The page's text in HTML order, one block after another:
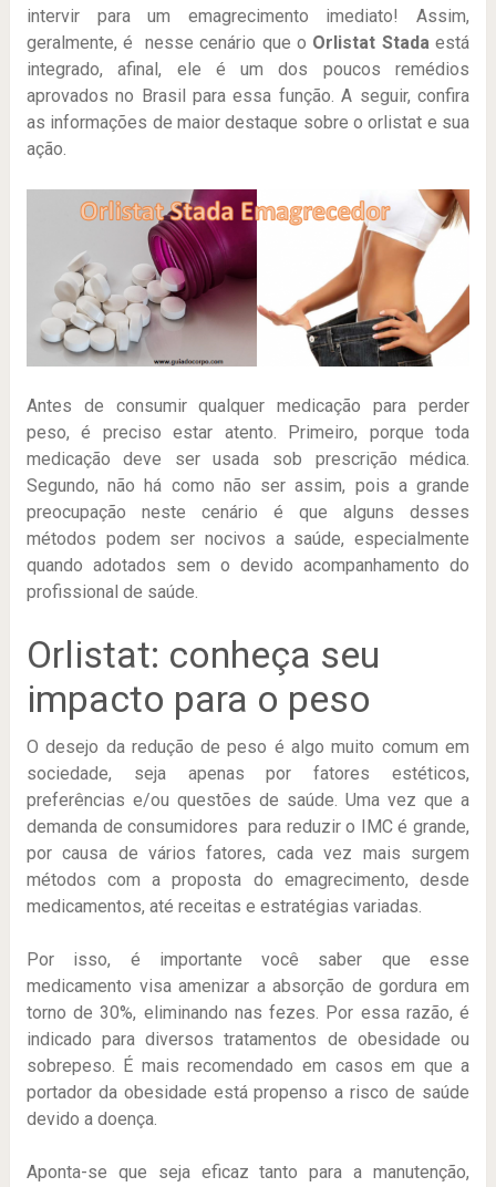
intervir para um emagrecimento imediato! Assim,
geralmente, é nesse cenário que o Orlistat Stadaestá
integrado, afinal, ele é um dos poucos remédios
aprovados no Brasil para essa função. A seguir, confira
as informações de maior destaque sobre o orlistat e sua
ação.
Antes de consumir qualquer medicação para perder
peso, é preciso estar atento. Primeiro, porque toda
medicação deve ser usada sob prescrição médica.
Segundo, não há como não ser assim, pois a grande
preocupação neste cenário é que alguns desses
métodos podem ser nocivos a saúde, especialmente
quando adotados sem o devido acompanhamento do
profissional de saúde.
Orlistat: conheça seu
impacto para o peso
O desejo da redução de peso é algo muito comum em
sociedade, seja apenas por fatores estéticos,
preferências e/ou questões de saúde. Uma vez que a
demanda de consumidores para reduzir o IMC é grande,
por causa de vários fatores, cada vez mais surgem
métodos com a proposta do emagrecimento, desde
medicamentos, até receitas e estratégias variadas.
Por isso, é importante você saber que esse
medicamento visa amenizar a absorção de gordura em
torno de 30%, eliminando nas fezes. Por essa razão, é
indicado para diversos tratamentos de obesidade ou
sobrepeso. É mais recomendado em casos em que a
portador da obesidade está propenso a risco de saúde
devido a doença.
Aponta-se que seja eficaz tanto para a manutenção,